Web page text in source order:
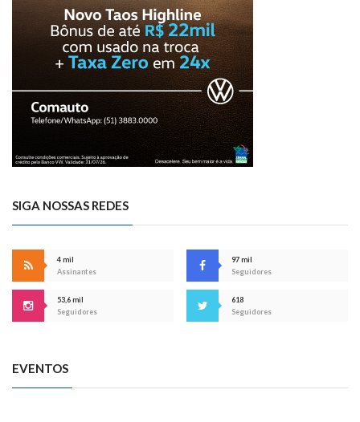
SIGA NOSSAS REDES
4 mil
Assinantes
97 mil
Seguidores
53,6 mil
Seguidores
618
Seguidores
EVENTOS